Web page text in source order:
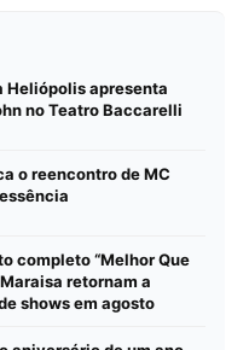
Heliópolis apresenta
no Teatro Baccarelli
o reencontro de MC
completo “Melhor Que
retornam a
shows em agosto